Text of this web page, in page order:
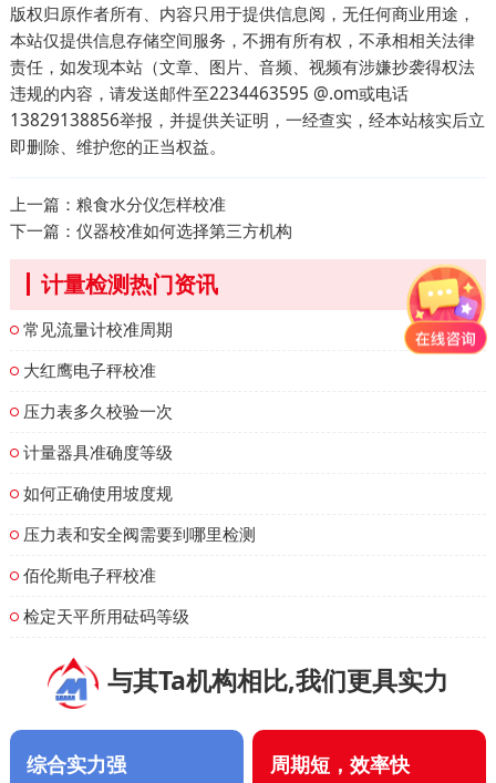
版权归原作者所有、内容只用于提供信息阅，无任何商业用途，
本站仅提供信息存储空间服务，不拥有所有权，不承相相关法律
责任，如发现本站（文章、图片、音频、视频有涉嫌抄袭得权法
违规的内容，请发送邮件至2234463595 @.om或电话
13829138856举报，并提供关证明，一经查实，经本站核实后立
即删除、维护您的正当权益。
上一篇： 粮食水分仪怎样校准
下一篇： 仪器校准如何选择第三方机构
计量检测热门资讯
常见流量计校准周期
大红鹰电子秤校准
压力表多久校验一次
计量器具准确度等级
如何正确使用坡度规
压力表和安全阀需要到哪里检测
佰伦斯电子秤校准
检定天平所用砝码等级
与其Ta机构相比,我们更具实力
综合实力强 周期短，效率快